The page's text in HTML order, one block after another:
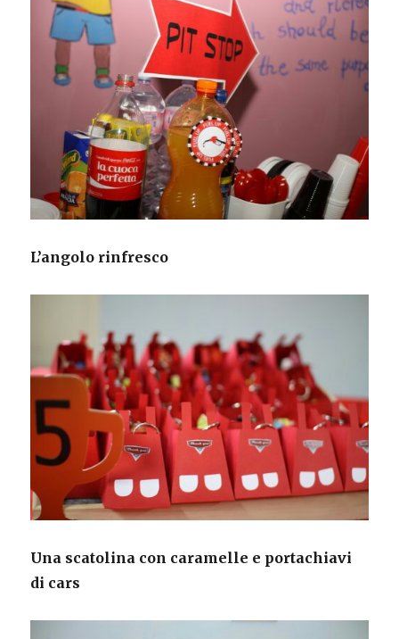
L’angolo rinfresco
Una scatolina con caramelle e portachiavi
di cars